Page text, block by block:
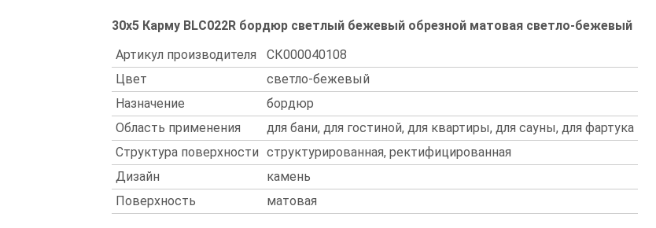
30x5 Карму BLC022R бордюр светлый бежевый обрезной матовая светло-бежевый
Артикул производителя
СК000040108
Цвет
светло-бежевый
Назначение
бордюр
Область применения
для бани, для гостиной, для квартиры, для сауны, для фартука
Структура поверхности структурированная, ректифицированная
Дизайн
камень
Поверхность
матовая